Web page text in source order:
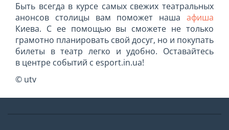
Быть всегда в курсе самых свежих театральных
анонсов столицы вам поможет наша афиша
Киева. С ее помощью вы сможете не только
грамотно планировать свой досуг, но и покупать
билеты в театр легко и удобно. Оставайтесь
в центре событий с esport.in.ua!
© utv